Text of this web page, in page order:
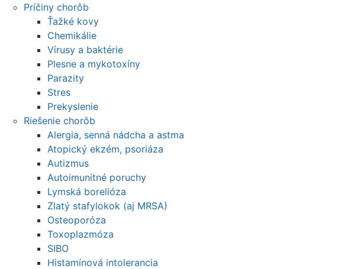
Príčiny chorôb
Ťažké kovy
Chemikálie
Vírusy a baktérie
Plesne a mykotoxíny
Parazity
Stres
Prekyslenie
Riešenie chorôb
Alergia, senná nádcha a astma
Atopický ekzém, psoriáza
Autizmus
Autoimunitné poruchy
Lymská borelióza
Zlatý stafylokok (aj MRSA)
Osteoporóza
Toxoplazmóza
SIBO
Histamínová intolerancia